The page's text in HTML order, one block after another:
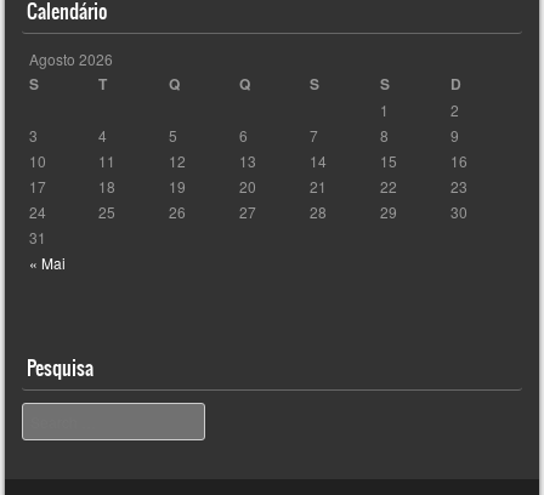
Calendário
Agosto 2026
S T Q Q S S D
« Mai
1
2
3
4 5 6 7 8
9
10
11 12 13 14 15
16
17
18 19 20 21 22
23
24
25 26 27 28 29
30
31
Pesquisa